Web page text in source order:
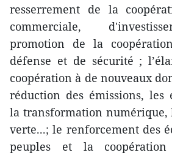
resserrement de la
commerciale,
promotion de la
défense et de sécurité ;
coopération à de nouveaux
réduction des émissions, les
la transformation numérique,
verte...; le renforcement des
peuples et la coopération